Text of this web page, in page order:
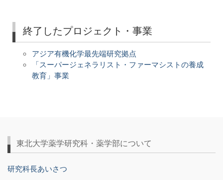
終了したプロジェクト・事業
アジア有機化学最先端研究拠点
「スーパージェネラリスト・ファーマシストの養成
教育」事業
東北大学薬学研究科・薬学部について
研究科長あいさつ